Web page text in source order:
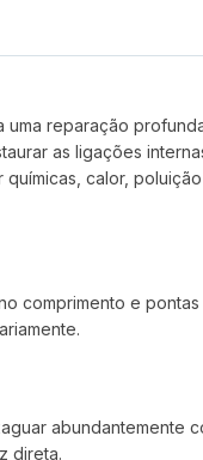
reparação
as ligações
calor,
comprimento e
direta.